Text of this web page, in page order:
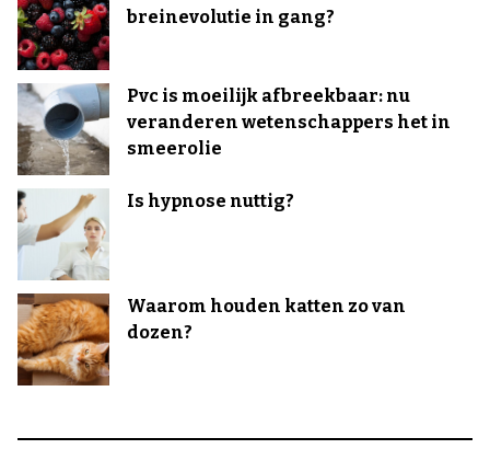
breinevolutie in gang?
Pvc is moeilijk afbreekbaar: nu
veranderen wetenschappers het in
smeerolie
Is hypnose nuttig?
Waarom houden katten zo van
dozen?